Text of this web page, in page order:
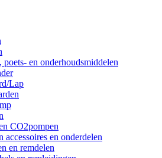
poets- en onderhoudsmiddelen
Lap
CO2pompen
accessoires en onderdelen
en remdelen